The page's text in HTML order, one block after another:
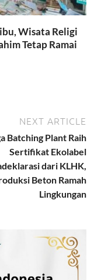
Wisata Religi
Tetap Ramai
NEXT ARTICLE
Batching Plant Raih
Sertifikat Ekolabel
dari KLHK,
Beton Ramah
Lingkungan